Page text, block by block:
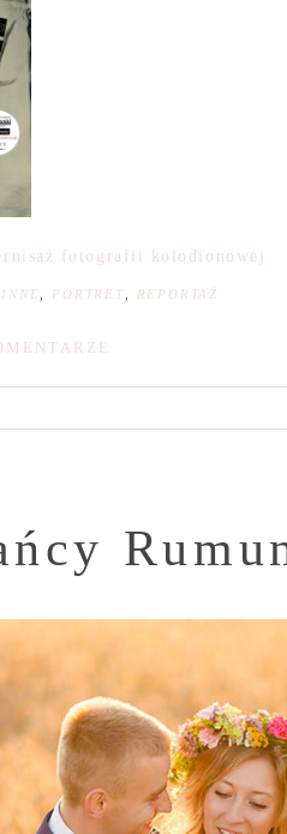
fotografii kolodionowej
INNE PORTRET REPORTAŻ